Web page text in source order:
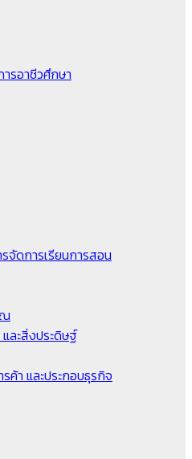
รอาชีวศึกษา
ดการเรียนการสอน
ละสิ่งประดิษฐ์
ค้า และประกอบธุรกิจ